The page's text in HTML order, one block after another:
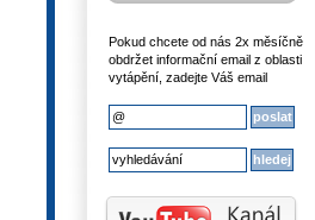
Pokud chcete od nás 2x měsíčně
obdržet informační email z oblasti
vytápění, zadejte Váš email